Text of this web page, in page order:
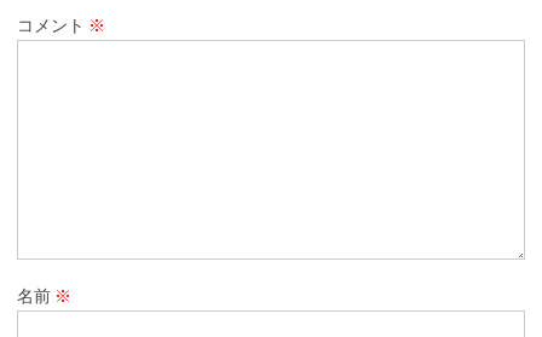
コメント ※
名前 ※